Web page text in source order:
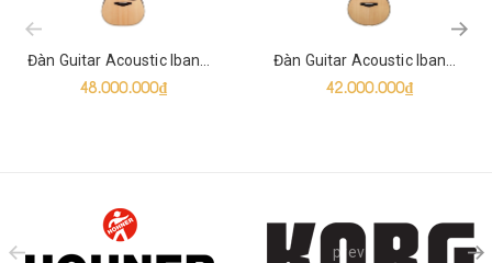
Đàn Guitar Acoustic Ibanez AAD400CE Natural
48.000.000₫
Đàn Guitar Acoustic Ibanez AE410 Natural High Gloss
42.000.000₫
prev
prev